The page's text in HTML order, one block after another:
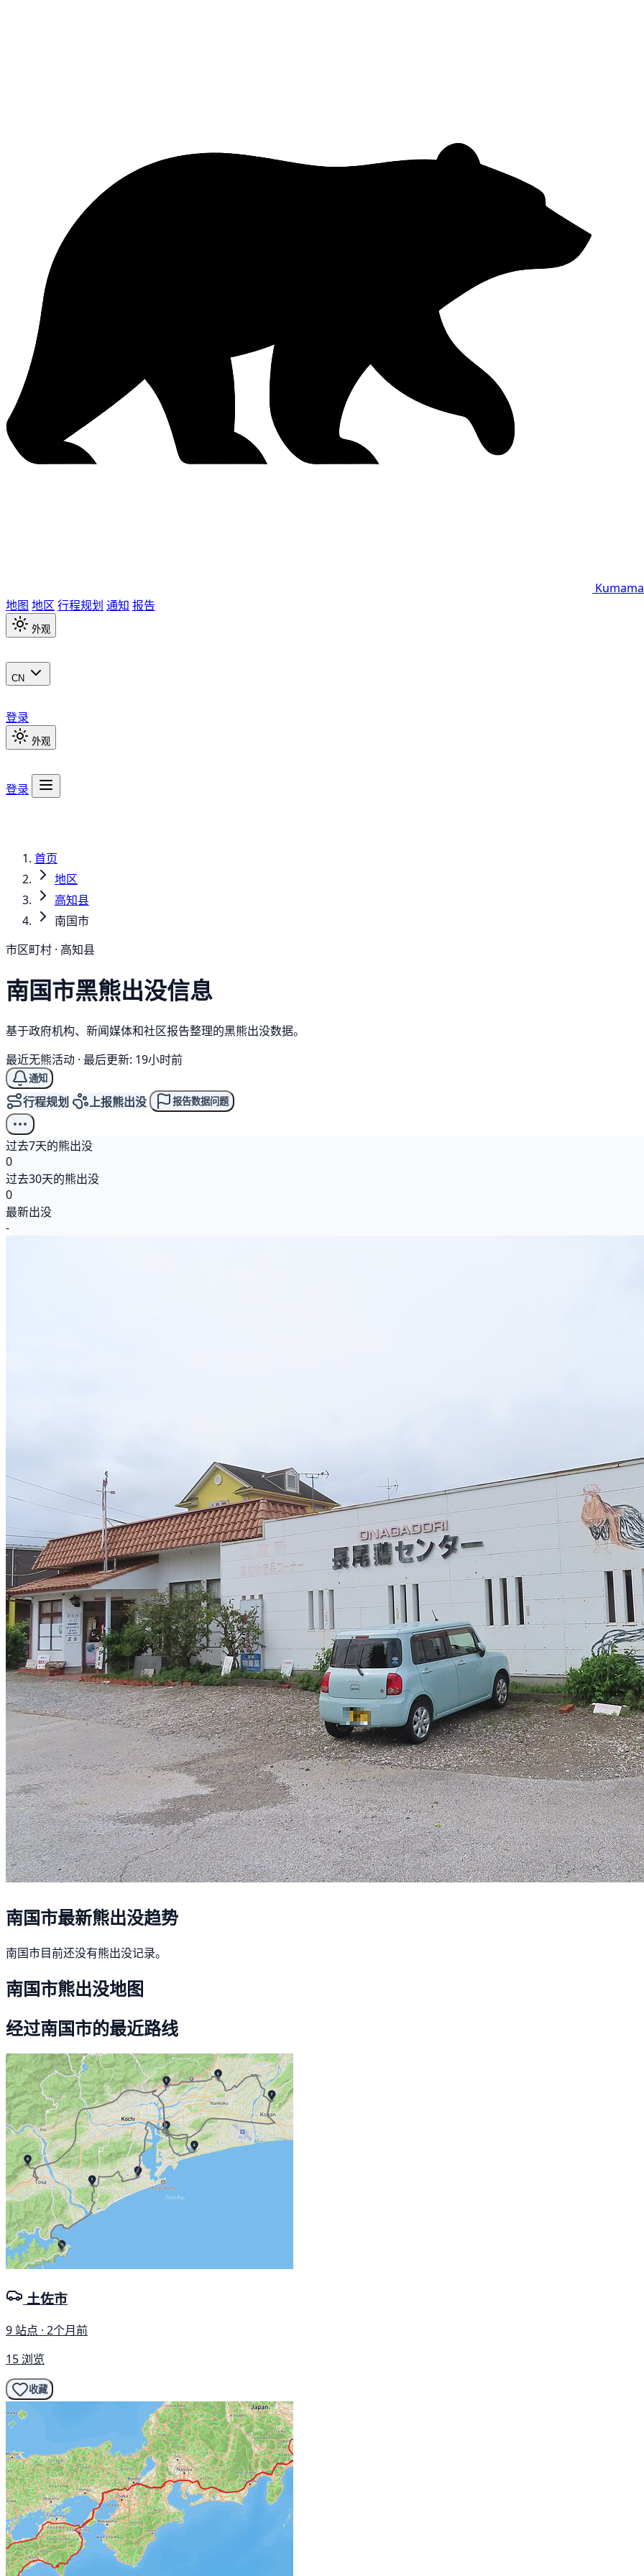
地图 地区 行程规划 通知 报告
外观
CN
登录
外观
登录
首页
地区
高知县
南国市
市区町村 · 高知县
南国市黑熊出没信息
基于政府机构、新闻媒体和社区报告整理的黑熊出没数据。
最近无熊活动 · 最后更新: 19小时前
通知
行程规划 上报熊出没 报告数据问题
过去7天的熊出没
0
过去30天的熊出没
0
最新出没
-
南国市最新熊出没趋势
南国市目前还没有熊出没记录。
南国市熊出没地图
经过南国市的最近路线
土佐市
9 站点 · 2个月前
15 浏览
收藏